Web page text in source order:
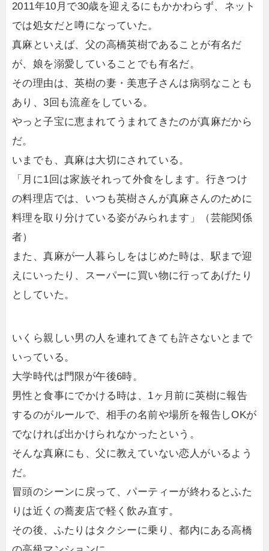
2011年10月で30歳を迎えるにもかかわらず、ネット
では処女だと噂になっていた。
真麻といえば、父の高橋英樹であることが有名だ
が、娘を溺愛していることでも有名だ。
その理由は、英樹の妻・美恵子さんは病弱なことも
あり、3回も流産をしている。
やっと子宝に恵まれてうまれてきたのが真麻だから
だ。
いまでも、真麻は大切にされている。
「月に1回は家族それって外食をします。行きつけ
の料理店では、いつも英樹さんが真麻さんのために
料理を取り分けている姿がみられます」（芸能関係
者）
また、真麻が一人暮らしをはじめた時は、駅まで迎
えにいったり、スーパーに買い物に行ってあげたり
としていた。
いくら親しい男の人を連れてきても許さないとまで
いっている。
大学時代は門限が午後6時。
男性と食事にでかける時は、1ヶ月前に英樹に報告
するのがルールで、相手の名前や場所を報告しOKが
でなければ出かけられなかったという。
そんな真麻にも、父に教えていない恋人がいるよう
だ。
冒頭のシーンに戻って、パーティーが終わるとふた
りは近くの蕎麦店で軽く飲み直す。
その後、ふたりはタクシーに乗り、都内にある高橋